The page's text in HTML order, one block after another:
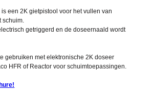
is een 2K gietpistool voor het vullen van
schuim.
getriggerd en de doseernaald wordt
gebruiken met elektronische 2K doseer
HFR of Reactor voor schuimtoepassingen.